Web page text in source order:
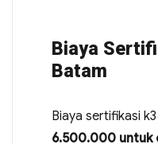
Biaya
Batam
Biaya sertifikasi
6.500.000 untuk